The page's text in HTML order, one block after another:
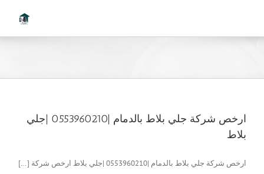
ارخص شركة جلي بلاط بالدمام |0553960210 |جلي
بلاط
ارخص شركة جلي بلاط بالدمام |0553960210 |جلي بلاط ارخص شركة [...]